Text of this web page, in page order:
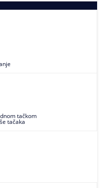
tačkom
tačaka